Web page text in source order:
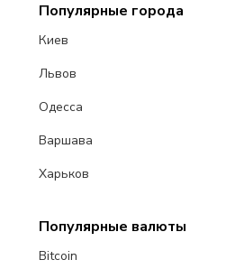
Популярные города
Киев
Львов
Одесса
Варшава
Харьков
Популярные валюты
Bitcoin